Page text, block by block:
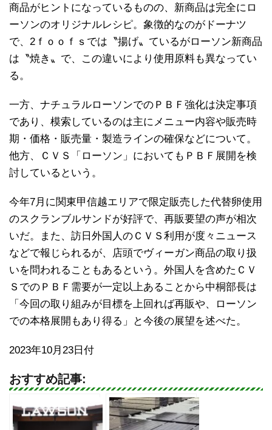
商品がヒントになっているものの、新商品は完全にロ
ーソンのオリジナルレシピ。象徴的なのがドーナツ
で、2ｆｏｏｆｓでは〝揚げ〟ているがローソン新商品
は〝焼き〟で、この違いにより使用原料も異なってい
る。
一方、ナチュラルローソンでのＰＢＦ強化は決定事項
であり、模索しているのは主にメニュー内容や販売時
期・価格・販売量・製造ラインの確保などについて。
他方、ＣＶＳ「ローソン」においてもＰＢＦ展開を検
討しているという。
今年7月に関東甲信越エリアで限定販売した代替卵使用
のスクランブルサンドが好評で、再販要望の声が相次
いだ。また、訪日外国人のＣＶＳ利用が度々ニュース
などで報じられるが、店頭でヴィーガン商品の取り扱
いを問われることもあるという。外国人を含めたＣＶ
ＳでのＰＢＦ需要が一定以上あることから中桐部長は
「今回の取り組みが目標を上回れば再販や、ローソン
での本格展開もあり得る」と今後の展望を述べた。
2023年10月23日付
おすすめ記事: